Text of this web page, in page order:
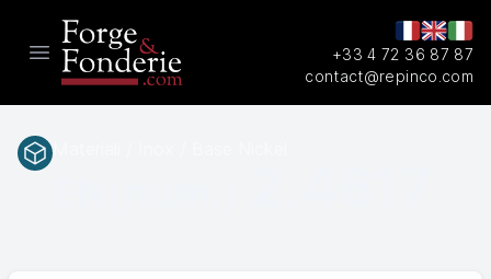
Open main menu
+33 4 72 36 87 87
contact@repinco.com